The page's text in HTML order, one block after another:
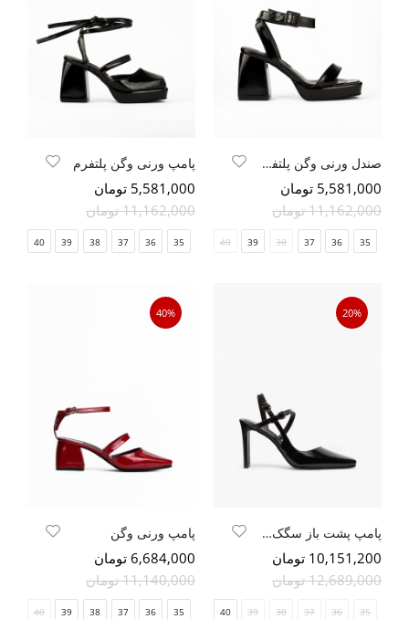
صندل ورنی وگن پلتفرم
5,581,000 تومان
11,162,000 تومان
35
36
37
38
39
40
پامپ ورنی وگن پلتفرم
5,581,000 تومان
11,162,000 تومان
35
36
37
38
39
40
20%
پامپ پشت باز سگک دار پاشنه کتابی
10,151,200 تومان
12,689,000 تومان
35
36
37
38
39
40
40%
پامپ ورنی وگن
6,684,000 تومان
11,140,000 تومان
35
36
37
38
39
40